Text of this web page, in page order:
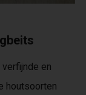
en
houtsoorten